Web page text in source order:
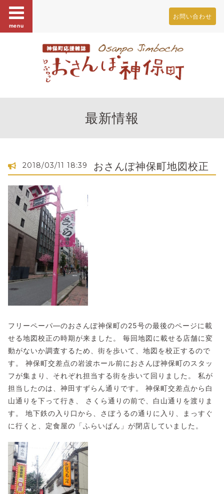
menu
お問い合わせ
最新情報
2018/03/11 18:39 おさんぽ神保町地図校正
フリーペーパ―のおさんぽ神保町の25号の最後のページに載
せる地図校正の時期が来ました。 毎回地図に載せる店舗に変
動がないか調査するため、街を歩いて、地図を校正するので
す。 神保町交差点の岩波ホール前におさんぽ神保町のスタッ
フが集まり、それぞれ担当する街を歩いて回りました。 私が
担当したのは、神田すずらん通りです。 神保町交差点から白
山通りを下って行き、 さくら通りの前で、白山通りを渡りま
す。 地下鉄の入り口から、さぼうるの通りに入り、まっすぐ
に行くと、定食屋の「ふらいぱん」が閉店していました。